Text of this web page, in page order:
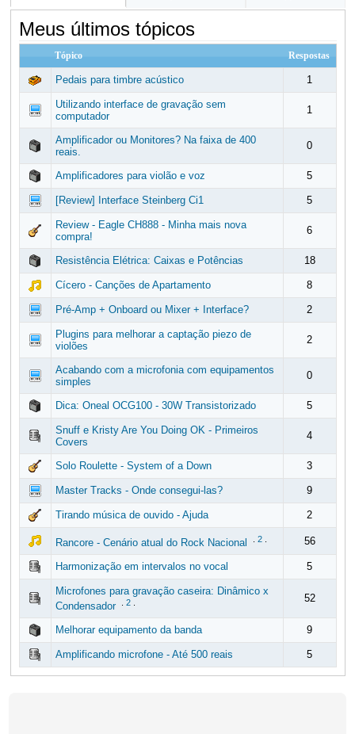
Meus últimos tópicos
Tópico Respostas
Pedais para timbre acústico 1
Utilizando interface de gravação sem
computador
1
Amplificador ou Monitores? Na faixa de 400
reais.
0
Amplificadores para violão e voz 5
[Review] Interface Steinberg Ci1 5
Review - Eagle CH888 - Minha mais nova
compra!
6
Resistência Elétrica: Caixas e Potências 18
Cícero - Canções de Apartamento 8
Pré-Amp + Onboard ou Mixer + Interface? 2
Plugins para melhorar a captação piezo de
violões
2
Acabando com a microfonia com equipamentos
simples
0
Dica: Oneal OCG100 - 30W Transistorizado 5
Snuff e Kristy Are You Doing OK - Primeiros
Covers
4
Solo Roulette - System of a Down 3
Master Tracks - Onde consegui-las? 9
Tirando música de ouvido - Ajuda 2
Rancore - Cenário atual do Rock Nacional 2. 56
Harmonização em intervalos no vocal 5
Microfones para gravação caseira: Dinâmico x
Condensador
2. 52
Melhorar equipamento da banda 9
Amplificando microfone - Até 500 reais 5